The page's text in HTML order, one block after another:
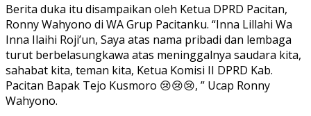
Berita duka itu disampaikan oleh Ketua DPRD Pacitan,
Ronny Wahyono di WA Grup Pacitanku. “Inna Lillahi Wa
Inna Ilaihi Roji’un, Saya atas nama pribadi dan lembaga
turut berbelasungkawa atas meninggalnya saudara kita,
sahabat kita, teman kita, Ketua Komisi II DPRD Kab.
Pacitan Bapak Tejo Kusmoro 😢😢😢, ” Ucap Ronny
Wahyono.